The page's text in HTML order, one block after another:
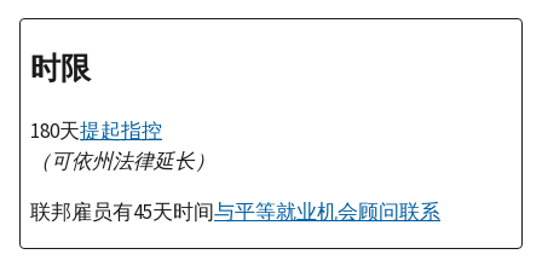
时限
180天提起指控
（可依州法律延长）
联邦雇员有45天时间与平等就业机会顾问联系